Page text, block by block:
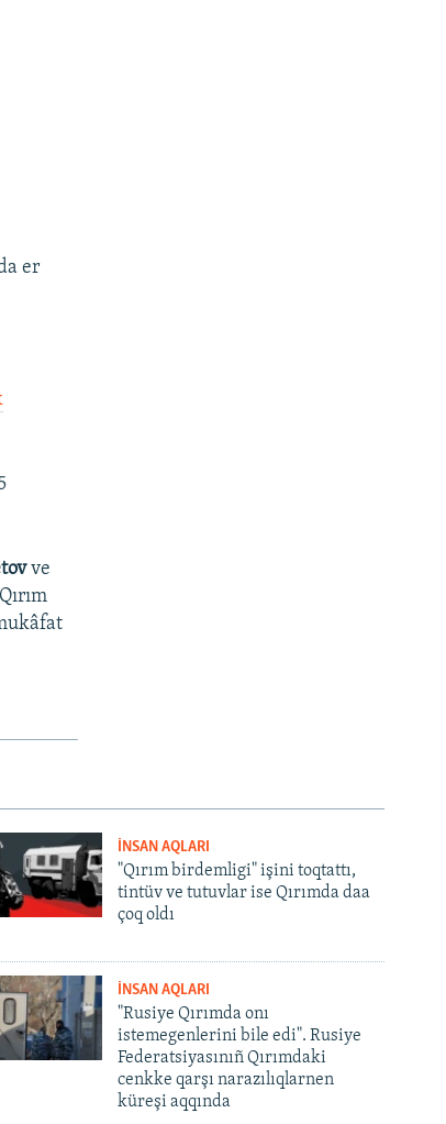
er
ve
İNSAN AQLARI
"Qırım birdemligi" işini toqtattı,
tintüv ve tutuvlar ise Qırımda daa
çoq oldı
İNSAN AQLARI
"Rusiye Qırımda onı
istemegenlerini bile edi". Rusiye
Federatsiyasınıñ Qırımdaki
cenkke qarşı narazılıqlarnen
küreşi aqqında